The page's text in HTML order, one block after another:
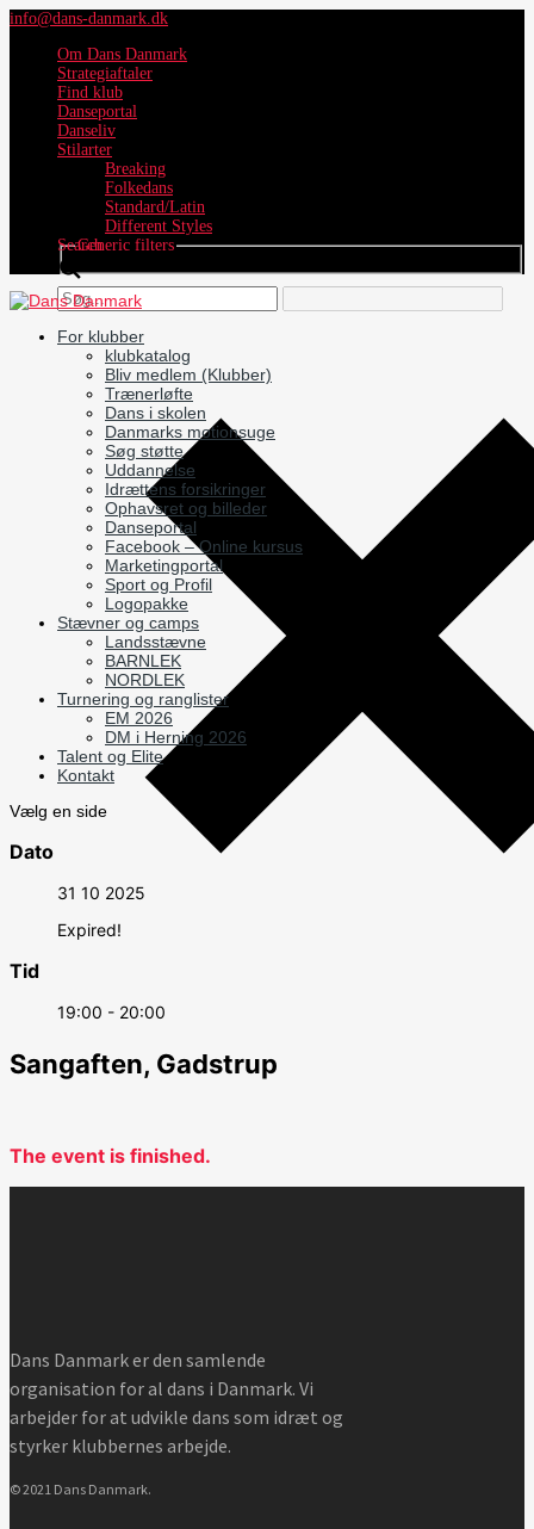
info@dans-danmark.dk
Om Dans Danmark
Strategiaftaler
Find klub
Danseportal
Danseliv
Stilarter
Breaking
Folkedans
Standard/Latin
Different Styles
Search
Generic filters
For klubber
klubkatalog
Bliv medlem (Klubber)
Trænerløfte
Dans i skolen
Danmarks motionsuge
Søg støtte
Uddannelse
Idrættens forsikringer
Ophavsret og billeder
Danseportal
Facebook – Online kursus
Marketingportal
Sport og Profil
Logopakke
Stævner og camps
Landsstævne
BARNLEK
NORDLEK
Turnering og ranglister
EM 2026
DM i Herning 2026
Talent og Elite
Kontakt
Vælg en side
Dato
31 10 2025
Expired!
Tid
19:00 - 20:00
Sangaften, Gadstrup
The event is finished.
Dans Danmark er den samlende
organisation for al dans i Danmark. Vi
arbejder for at udvikle dans som idræt og
styrker klubbernes arbejde.
© 2021 Dans Danmark.